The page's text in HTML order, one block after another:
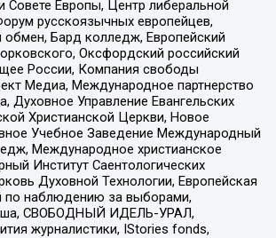
Совете Европы, Центр либеральной
русскоязычных европейцев,
Бард колледж, Европейский
Оксфордский российский
России, Компания свободы
Медиа, Международное партнерство
Духовное Управление Евангельских
Христианской Церкви, Новое
Учебное Заведение Международный
Международное христианское
Институт Саентологических
Духовной Технологии, Европейская
по наблюдению за выборами,
СВОБОДНЫЙ ИДЕЛЬ-УРАЛ,
журналистики, IStories fonds,